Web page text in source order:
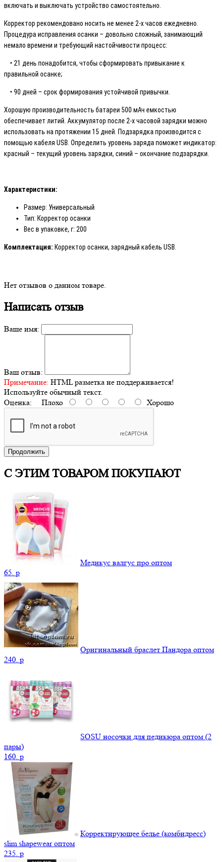
включать и выключать устройство самостоятельно.
Корректор рекомендовано носить не менее 2-х часов ежедневно.
Процедура исправления осанки – довольно сложный, занимающий
немало времени и требующий настойчивости процесс:
• 21 день понадобится, чтобы сформировать привыкание к
правильной осанке;
• 90 дней – срок формирования устойчивой привычки.
Хорошую производительность батареи 500 мАч емкостью
обеспечивает литий. Аккумулятор после 2-х часовой зарядки можно
использовать на протяжении 15 дней. Подзарядка производится с
помощью кабеля USB. Определить уровень заряда поможет индикатор:
красный – текущий уровень зарядки, синий – окончание подзарядки.
Характеристики:
Размер: Универсальный
Тип: Корректор осанки
Вес в упаковке, г: 200
Комплектация: Корректор осанки, зарядный кабель USB.
Нет отзывов о данном товаре.
Написать отзыв
Ваше имя:
Ваш отзыв:
Примечание: HTML разметка не поддерживается!
Используйте обычный текст.
Оценка: Плохо Хорошо
Продолжить
С ЭТИМ ТОВАРОМ ПОКУПАЮТ
Медикус валгус про оптом
65. p
Оригинальный браслет Пандора оптом
240. p
SOSU носочки для педикюра оптом (2
пары)
160. p
Корректирующее белье (комбидресс)
slim shapewear оптом
235. p